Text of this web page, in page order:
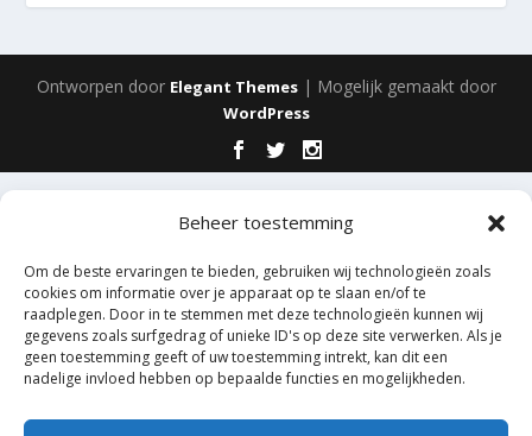
Beheer toestemming
Om de beste ervaringen te bieden, gebruiken wij technologieën zoals
cookies om informatie over je apparaat op te slaan en/of te
raadplegen. Door in te stemmen met deze technologieën kunnen wij
gegevens zoals surfgedrag of unieke ID's op deze site verwerken. Als je
geen toestemming geeft of uw toestemming intrekt, kan dit een
nadelige invloed hebben op bepaalde functies en mogelijkheden.
Ontworpen door Elegant Themes| Mogelijk gemaakt door
WordPress